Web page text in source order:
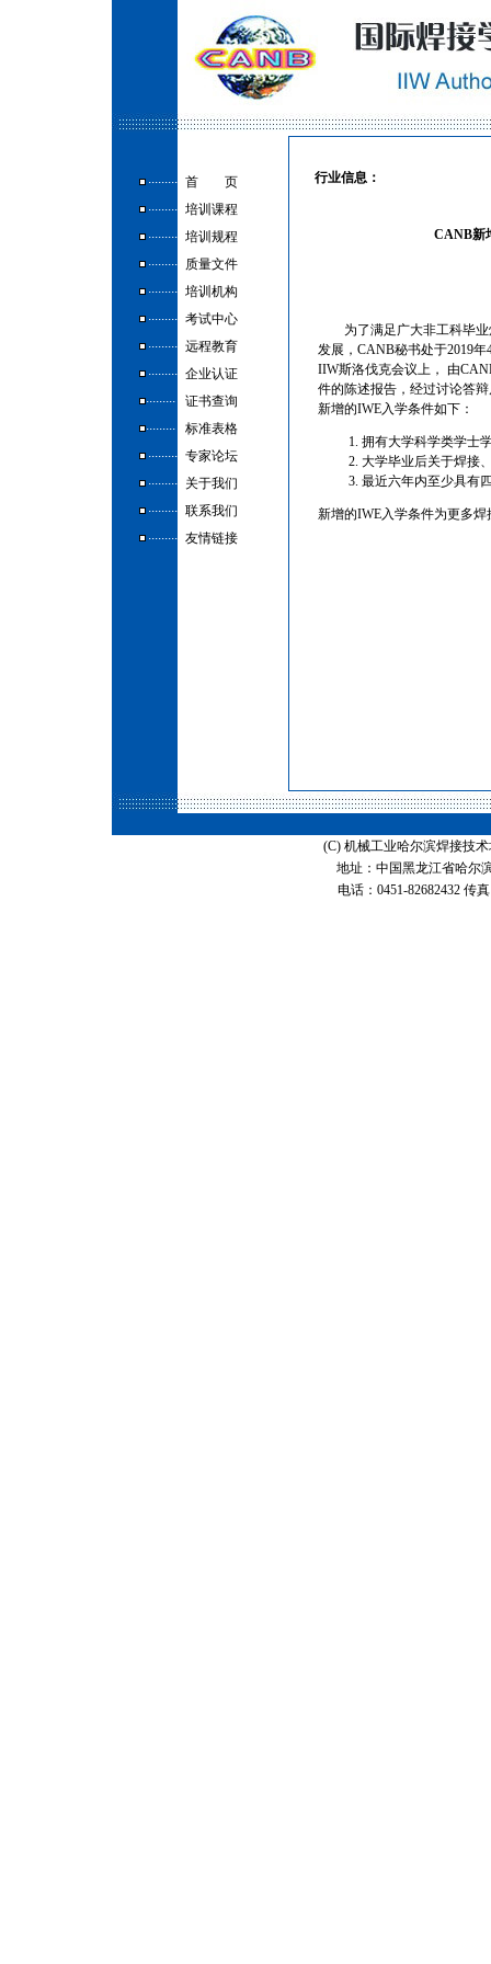
.........
.........
.........
.........
.........
.........
.........
.........
.........
.........
.........
.........
.........
.........
首____ 页
培训课程
培训规程
质量文件
培训机构
考试中心
远程教育
企业认证
证书查询
标准表格
专家论坛
关于我们
联系我们
友情链接
行业信息：
CANB新
为了满足广大非工科毕
发展，CANB秘书处于2019
IIW斯洛伐克会议上， 由
件的陈述报告，经过讨论答
新增的IWE入学条件如下：
拥有大学科学类学士
大学毕业后关于焊接
最近六年内至少具有
新增的IWE入学条件为更多
(C) 机械工业哈尔滨焊接
地址：中国黑龙江省哈
电话：0451-82682432 传